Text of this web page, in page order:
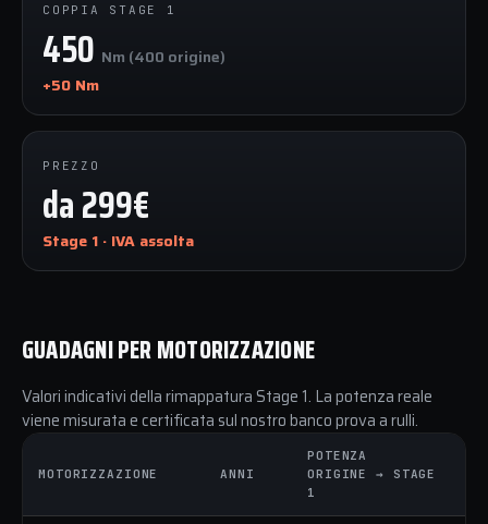
COPPIA STAGE 1
450 Nm (400 origine)
+50 Nm
PREZZO
da 299€
Stage 1 · IVA assolta
GUADAGNI PER MOTORIZZAZIONE
Valori indicativi della rimappatura Stage 1. La potenza reale
viene misurata e certificata sul nostro banco prova a rulli.
MOTORIZZAZIONE ANNI
POTENZA
ORIGINE → STAGE
1